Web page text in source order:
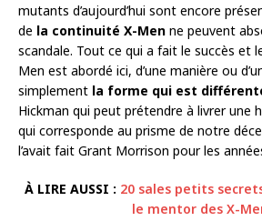
mutants d’aujourd’hui sont encore
de la continuité X-Men ne peuvent
scandale. Tout ce qui a fait le succès et
Men est abordé ici, d’une manière ou
simplement la forme qui est
Hickman qui peut prétendre à livrer une
qui corresponde au prisme de notre
l’avait fait Grant Morrison pour les
À LIRE AUSSI : 20 sales petits
le mentor des X-